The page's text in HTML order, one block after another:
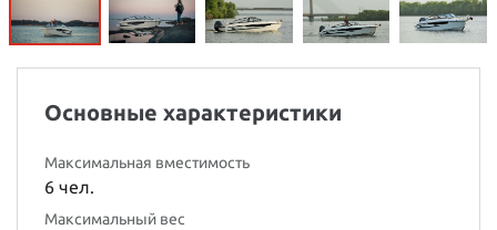
Основные характеристики
Максимальная вместимость
6 чел.
Максимальный вес